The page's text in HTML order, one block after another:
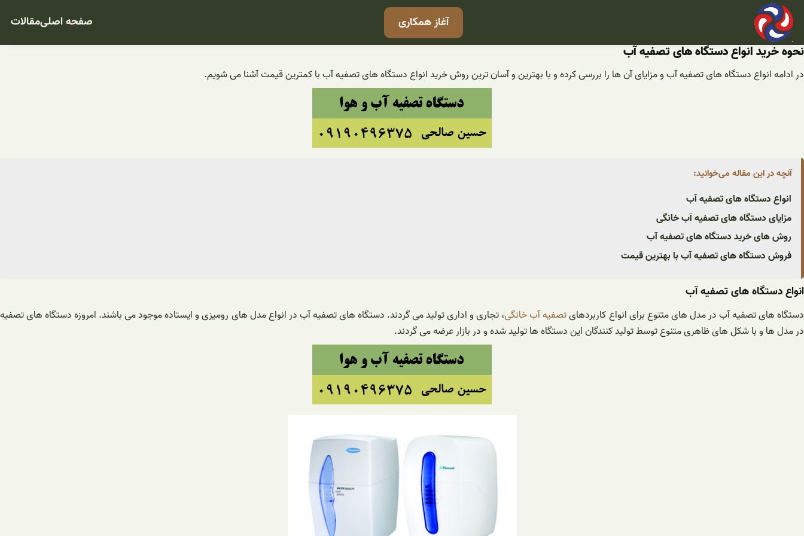
رفتن
محتوا
آغاز همکاری صفحه اصلیمقالات
نحوه خرید انواع دستگاه های تصفیه آب
در ادامه انواع دستگاه های تصفیه آب و مزایای آن ها را بررسی کرده و با بهترین و آسان ترین روش خرید انواع دستگاه های تصفیه آب با کمترین قیمت آشنا می شویم.
آنچه در این مقاله می‌خوانید:
انواع دستگاه های تصفیه آب
مزایای دستگاه های تصفیه آب خانگی
روش های خرید دستگاه های تصفیه آب
فروش دستگاه های تصفیه آب با بهترین قیمت
انواع دستگاه های تصفیه آب
دستگاه های تصفیه آب در مدل های متنوع برای انواع کاربردهایتصفیه آب خانگی، تجاری و اداری تولید می گردند. دستگاه های تصفیه آب در انواع مدل های رومیزی و ایستاده موجود می باشند. امروزه دستگاه های تصفیه
در مدل ها و با شکل های ظاهری متنوع توسط تولید کنندگان این دستگاه ها تولید شده و در بازار عرضه می گردند.